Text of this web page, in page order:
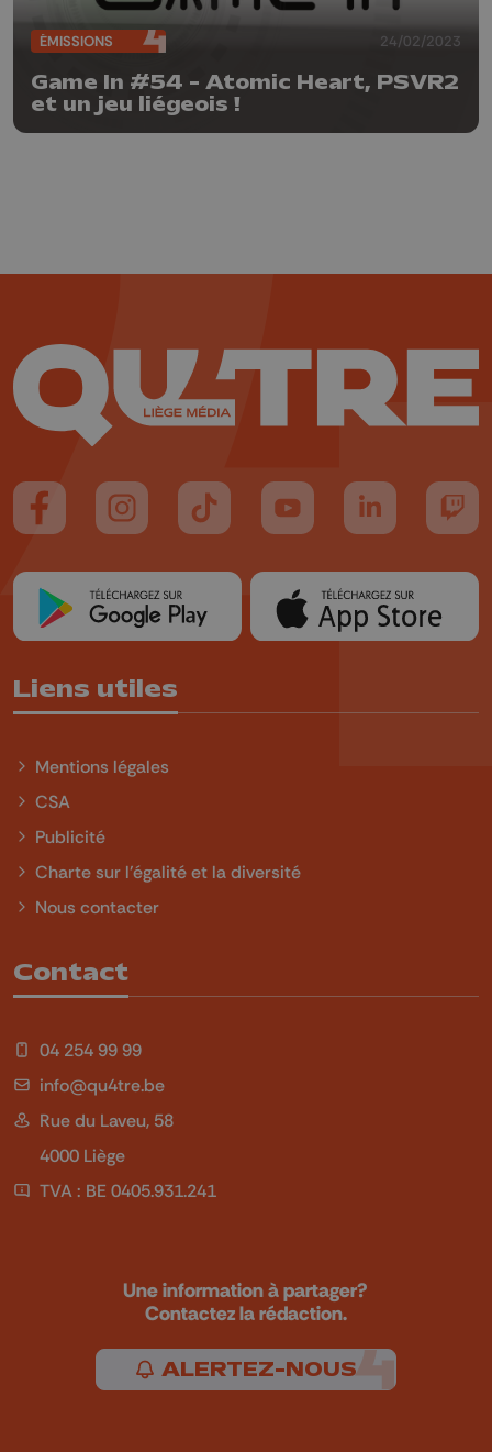
ÉMISSIONS 24/02/2023
Game In #54 - Atomic Heart, PSVR2
et un jeu liégeois !
Suivez-nous sur FaceBook
Suivez-nous sur Instagram
Suivez-nous sur TikTok
Suivez-nous sur YouTube
Suivez-nous
Liens utiles
Mentions légales
CSA
Publicité
Charte sur l'égalité et la diversité
Nous contacter
Contact
04 254 99 99
info@qu4tre.be
Rue du Laveu, 58
4000 Liège
TVA : BE 0405.931.241
Une information à partager?
Contactez la rédaction.
ALERTEZ-NOUS